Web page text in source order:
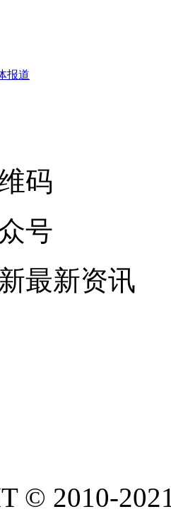
报道
码
号
最新资讯
© 2010-